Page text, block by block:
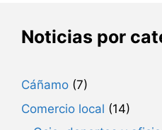
Noticias por
Cáñamo (7)
Comercio local (14)